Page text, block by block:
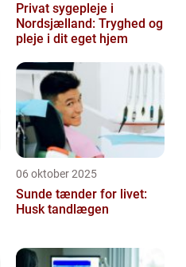
Privat sygepleje i
Nordsjælland: Tryghed og
pleje i dit eget hjem
06 oktober 2025
Sunde tænder for livet:
Husk tandlægen